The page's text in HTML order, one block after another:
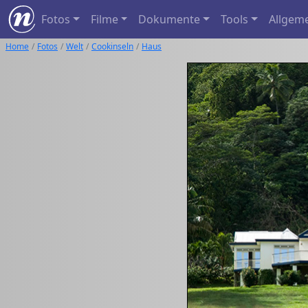
Fotos Filme Dokumente Tools
Home Fotos Welt Cookinseln Haus